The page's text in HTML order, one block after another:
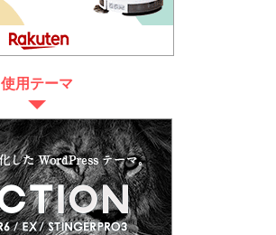
使用テーマ